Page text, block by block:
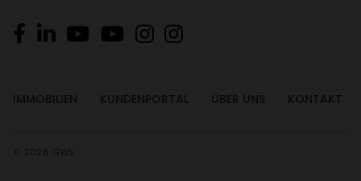
IMMO­BI­LIEN KUNDEN­PORTAL ÜBER UNS KONTAKT
© 2026 GWS